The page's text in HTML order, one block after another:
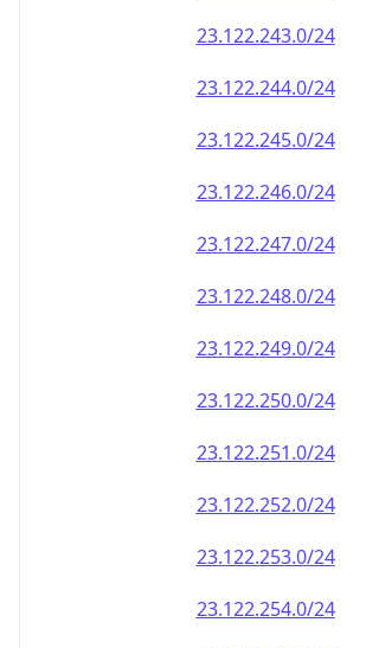
23.122.245.0/24
23.122.246.0/24
23.122.247.0/24
23.122.248.0/24
23.122.249.0/24
23.122.250.0/24
23.122.251.0/24
23.122.252.0/24
23.122.253.0/24
23.122.254.0/24
23.122.255.0/24